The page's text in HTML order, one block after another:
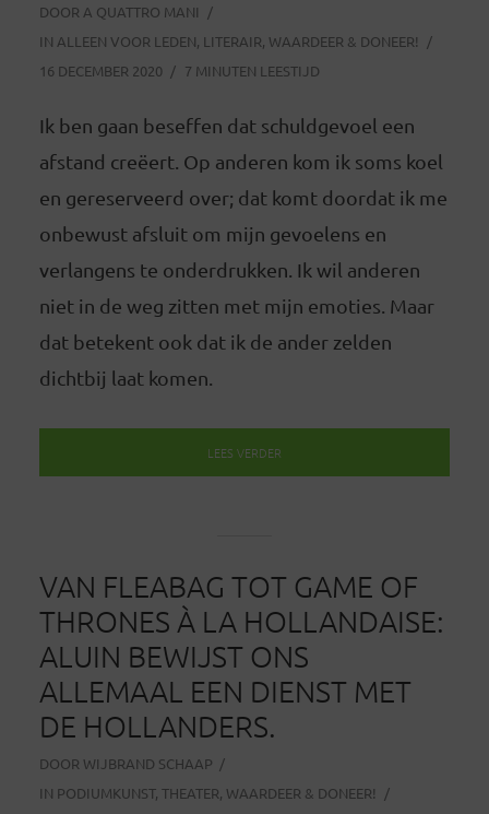
DOOR A QUATTRO MANI
IN ALLEEN VOOR LEDEN, LITERAIR, WAARDEER & DONEER!
16 DECEMBER 2020
7 MINUTEN LEESTIJD
Ik ben gaan beseffen dat schuldgevoel een
afstand creëert. Op anderen kom ik soms koel
en gereserveerd over; dat komt doordat ik me
onbewust afsluit om mijn gevoelens en
verlangens te onderdrukken. Ik wil anderen
niet in de weg zitten met mijn emoties. Maar
dat betekent ook dat ik de ander zelden
dichtbij laat komen.
LEES VERDER
VAN FLEABAG TOT GAME OF
THRONES À LA HOLLANDAISE:
ALUIN BEWIJST ONS
ALLEMAAL EEN DIENST MET
DE HOLLANDERS.
DOOR WIJBRAND SCHAAP
IN PODIUMKUNST, THEATER, WAARDEER & DONEER!